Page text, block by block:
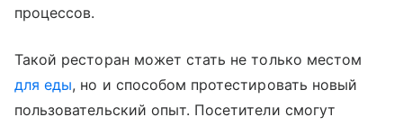
процессов.
Такой ресторан может стать не только местом
для еды, но и способом протестировать новый
пользовательский опыт. Посетители смогут